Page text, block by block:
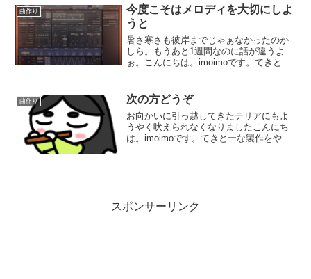
して。リズム音痴な上...
曲作り
今度こそはメロディを大切にしよ
うと
暑さ寒さも彼岸までじゃぁなかったのか
しら。もうあと1週間なのに話が違うよ
ぉ。こんにちは。imoimoです。てきとー
しいものを作ろうと言う企画。だったの
ですが、早々に無理...
曲作り 次の方どうぞ
お向かいに引っ越してきたテリアにもよ
うやく吠えられなくなりましたこんにち
は。imoimoです。てきとーな製作をやっ
スポンサーリンク